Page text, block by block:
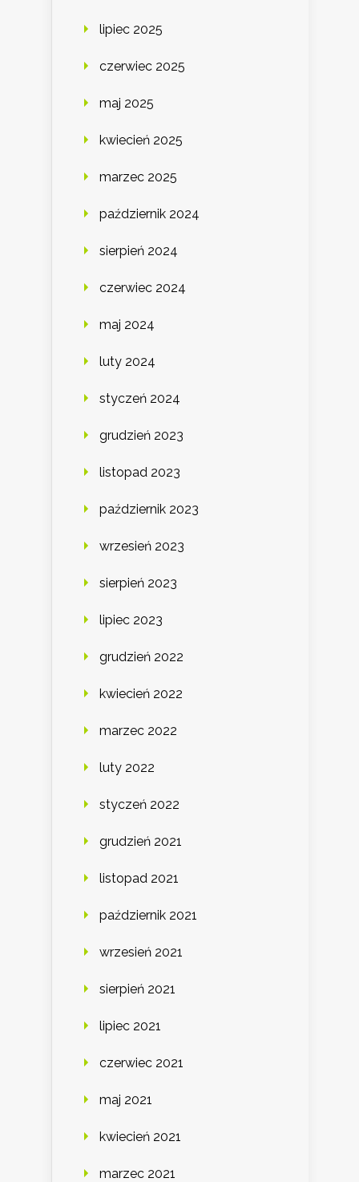
lipiec 2025
czerwiec 2025
maj 2025
kwiecień 2025
marzec 2025
październik 2024
sierpień 2024
czerwiec 2024
maj 2024
luty 2024
styczeń 2024
grudzień 2023
listopad 2023
październik 2023
wrzesień 2023
sierpień 2023
lipiec 2023
grudzień 2022
kwiecień 2022
marzec 2022
luty 2022
styczeń 2022
grudzień 2021
listopad 2021
październik 2021
wrzesień 2021
sierpień 2021
lipiec 2021
czerwiec 2021
maj 2021
kwiecień 2021
marzec 2021